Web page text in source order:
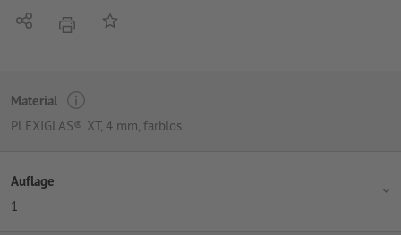
Teilen DruckenAuf die Merkliste
Material
PLEXIGLAS® XT, 4 mm, farblos
Auflage
1